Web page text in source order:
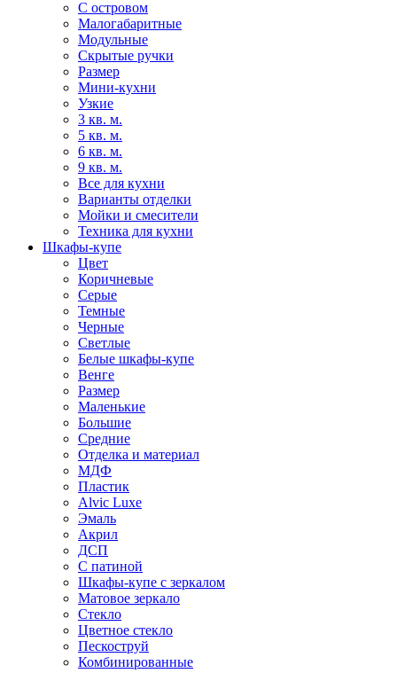
С островом
Малогабаритные
Модульные
Скрытые ручки
Размер
Мини-кухни
Узкие
3 кв. м.
5 кв. м.
6 кв. м.
9 кв. м.
Все для кухни
Варианты отделки
Мойки и смесители
Техника для кухни
Шкафы-купе
Цвет
Коричневые
Серые
Темные
Черные
Светлые
Белые шкафы-купе
Венге
Размер
Маленькие
Большие
Средние
Отделка и материал
МДФ
Пластик
Alvic Luxe
Эмаль
Акрил
ДСП
С патиной
Шкафы-купе с зеркалом
Матовое зеркало
Стекло
Цветное стекло
Пескоструй
Комбинированные